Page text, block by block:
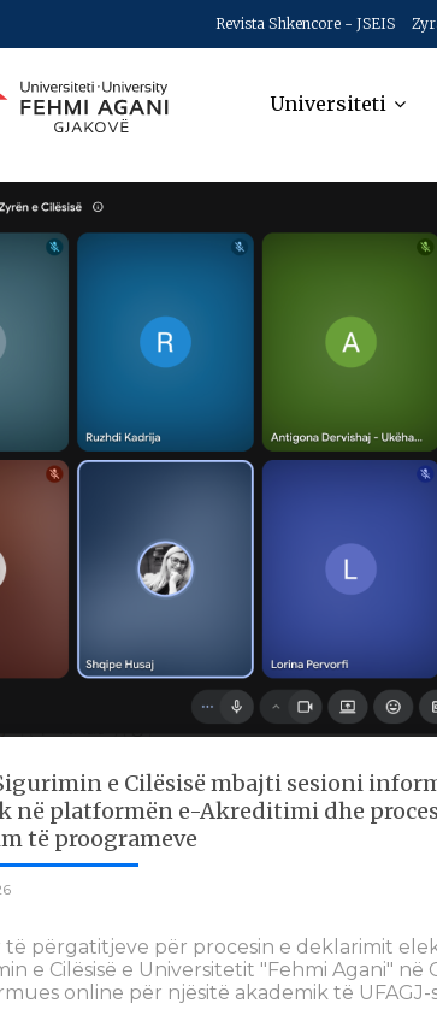
Revista Shkencore - JSEIS
Universiteti
e Cilësisë mbajti sesioni
në platformën e-Akreditimi dhe
të proogrameve
të përgatitjeve për procesin e deklarimit
e Cilësisë e Universitetit "Fehmi Agani" në
online për njësitë akademik të UFAGJ-